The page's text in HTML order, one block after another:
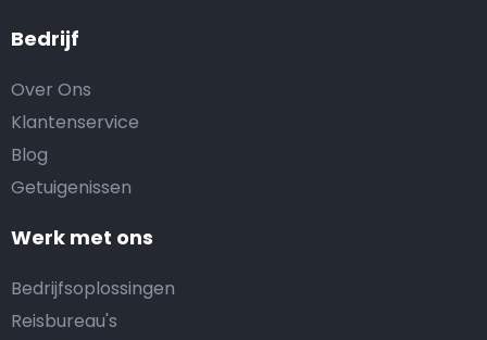
Bedrijf
Over Ons
Klantenservice
Blog
Getuigenissen
Werk met ons
Bedrijfsoplossingen
Reisbureau's